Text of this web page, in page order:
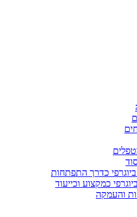
כדרך התפתחות
כמקצוע וכייעוד
והעמקה